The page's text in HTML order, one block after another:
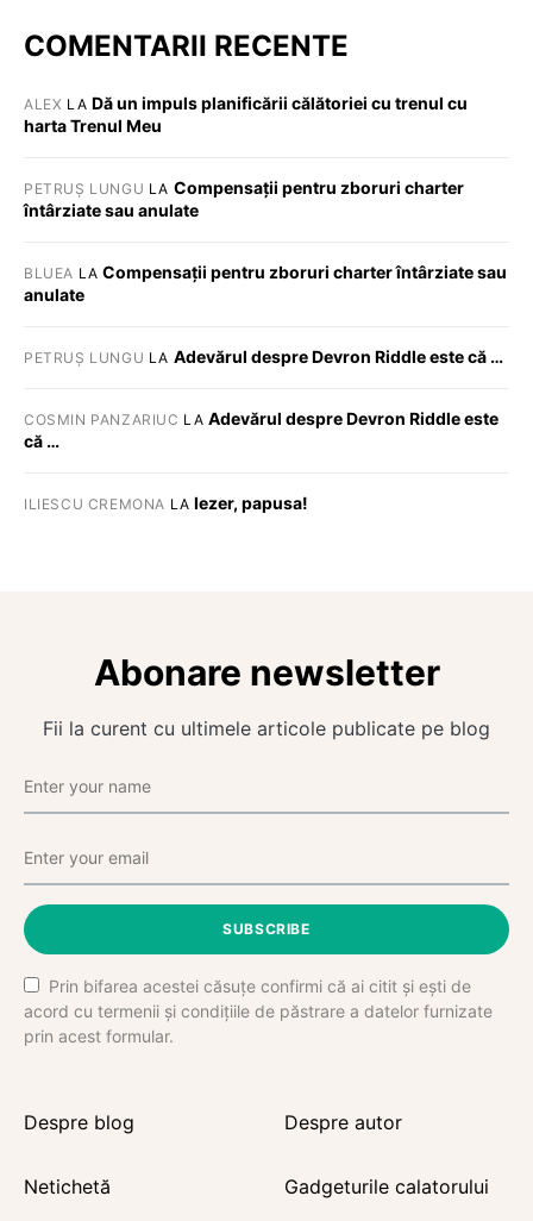
COMENTARII RECENTE
ALEX LA Dă un impuls planificării călătoriei cu trenul cu
harta Trenul Meu
PETRUȘ LUNGU LA Compensații pentru zboruri charter
întârziate sau anulate
BLUEA LACompensații pentru zboruri charter întârziate sau
anulate
PETRUȘ LUNGU LA Adevărul despre Devron Riddle este că …
COSMIN PANZARIUC LA Adevărul despre Devron Riddle este
că …
ILIESCU CREMONA LA Iezer, papusa!
Abonare newsletter
Fii la curent cu ultimele articole publicate pe blog
SUBSCRIBE
Prin bifarea acestei căsuțe confirmi că ai citit și ești de
acord cu termenii și condițiile de păstrare a datelor furnizate
prin acest formular.
Despre blog Despre autor
Netichetă Gadgeturile calatorului